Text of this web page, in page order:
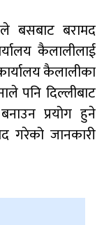
बसबाट बरामद
कैलालीलाई
कैलालीका
पनि दिल्लीबाट
प्रयोग हुने
गरेको जानकारी